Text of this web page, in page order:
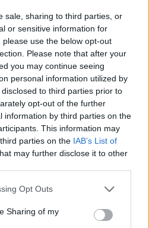
sale, sharing to third parties, or
or sensitive information for
use the below opt-out
Please note that after your
you may continue seeing
personal information utilized by
to third parties prior to
opt-out of the further
information by third parties on the
This information may
parties on the IAB’s List of
may further disclose it to other
Opt Outs
Sharing of my
Οικονόμου
Οικονόμου αντέδρασε